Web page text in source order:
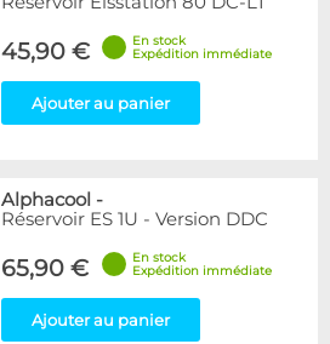
45,90 €
En stock
Expédition immédiate
Ajouter au panier
Alphacool -
Réservoir ES 1U - Version DDC
65,90 €
En stock
Expédition immédiate
Ajouter au panier